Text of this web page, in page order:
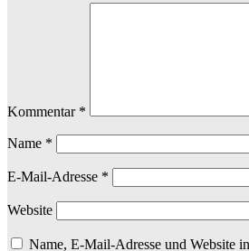
Kommentar *
Name *
E-Mail-Adresse *
Website
Name, E-Mail-Adresse und Website